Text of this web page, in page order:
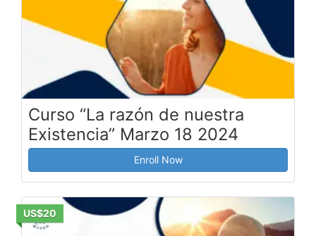
Curso “La razón de nuestra
Existencia” Marzo 18 2024
Enroll Now
US$20